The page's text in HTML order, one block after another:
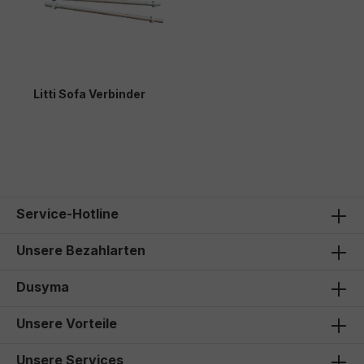
Litti Sofa Verbinder
Service-Hotline
Unsere Bezahlarten
Dusyma
Unsere Vorteile
Unsere Services